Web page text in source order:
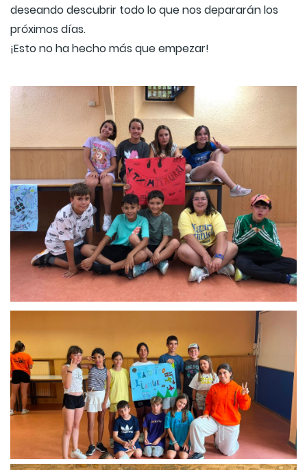
deseando descubrir todo lo que nos depararán los
próximos días.
¡Esto no ha hecho más que empezar!